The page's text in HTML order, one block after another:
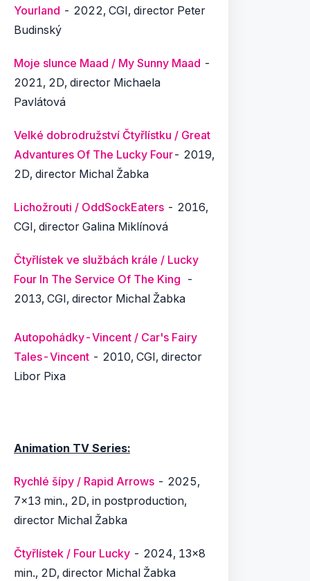
Yourland - 2022, CGI, director Peter
Budinský
Moje slunce Maad / My Sunny Maad -
2021, 2D, director Michaela
Pavlátová
Velké dobrodružství Čtyřlístku / Great
Advantures Of The Lucky Four- 2019,
2D, director Michal Žabka
Lichožrouti / OddSockEaters - 2016,
CGI, director Galina Miklínová
Čtyřlístek ve službách krále / Lucky
Four In The Service Of The King -
2013, CGI, director Michal Žabka
Autopohádky-Vincent / Car's Fairy
Tales-Vincent - 2010, CGI, director
Libor Pixa
Animation TV Series:
Rychlé šípy / Rapid Arrows - 2025,
7x13 min., 2D, in postproduction,
director Michal Žabka
Čtyřlístek / Four Lucky - 2024, 13x8
min., 2D, director Michal Žabka